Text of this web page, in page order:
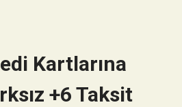
Kartlarına
+6 Taksit